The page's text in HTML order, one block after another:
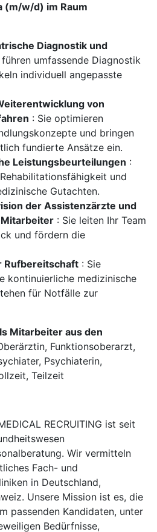
(m/w/d) im Raum
Diagnostik und
führen umfassende Diagnostik
individuell angepasste
von
: Sie optimieren
und bringen
fundierte Ansätze ein.
Leistungsbeurteilungen :
und
Gutachten.
der Assistenzärzte und
: Sie leiten Ihr Team
und fördern die
Rufbereitschaft : Sie
kontinuierliche medizinische
für Notfälle zur
Mitarbeiter aus den
Funktionsoberarzt,
Psychiaterin,
Teilzeit
RECRUITING ist seit
Wir vermitteln
Fach- und
in Deutschland,
Unsere Mission ist es, die
passenden Kandidaten, unter
Bedürfnisse,